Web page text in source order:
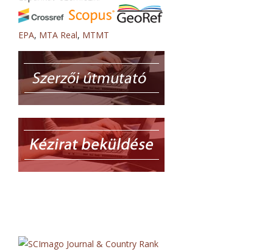
EPA, MTA Real, MTMT